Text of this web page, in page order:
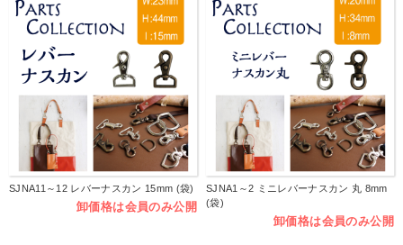
SJNA11～12 レバーナスカン 15mm (袋)
卸価格は会員のみ公開
SJNA1～2 ミニレバーナスカン 丸 8mm
(袋)
卸価格は会員のみ公開